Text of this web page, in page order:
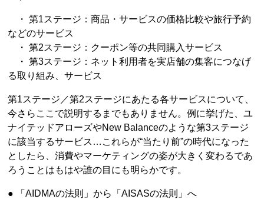
・ 第1ステージ：商品・サービスの価格比較や旅行予約
などのサービス
・ 第2ステージ：クーポン等の共同購入サービス
・ 第3ステージ：ネット利用者を実店舗の集客につなげ
る取り組み、サービス
第1ステージ／第2ステージにあたる各サービスについて、
今さらここで説明するまでもありません。例に挙げた、ユ
ナイテッドアローズやNew Balanceのような第3ステージ
に該当するサービス…これらが“当たり前”の時代になった
としたら、消費やマーケティングの姿が大きく変わるであ
ろうことはもはや誰の目にも明らかです。
● 「AIDMAの法則」から「AISASの法則」へ